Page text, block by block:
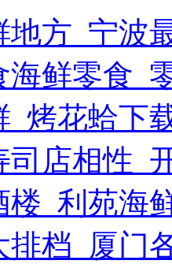
地方_宁波
海鲜零食_
_烤花蛤下
司店相性_
楼_利苑海
排档_厦门